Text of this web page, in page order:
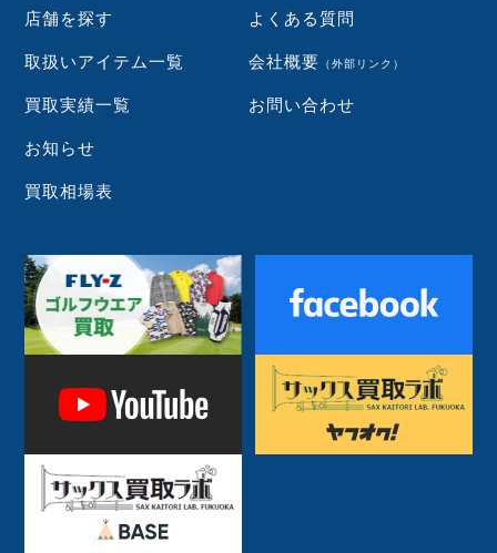
店舗を探す
取扱いアイテム一覧
買取実績一覧
お知らせ
買取相場表
よくある質問
会社概要 （外部リンク）
お問い合わせ